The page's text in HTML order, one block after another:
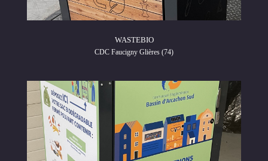
WASTEBIO
CDC Faucigny Glières (74)